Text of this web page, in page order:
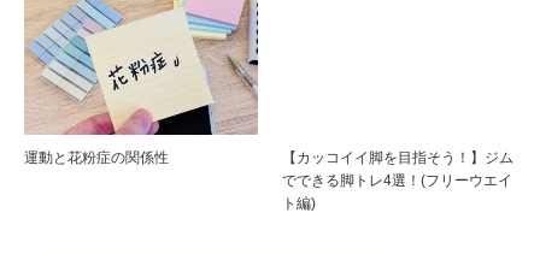
運動と花粉症の関係性
【カッコイイ脚を目指そう！】ジム
でできる脚トレ4選！(フリーウエイ
ト編)